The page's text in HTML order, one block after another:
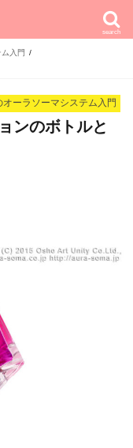
search
入門
オーラソーマシステム入門
ンのボトルと